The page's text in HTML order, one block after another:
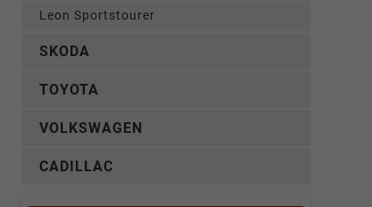
Leon Sportstourer
SKODA
TOYOTA
VOLKSWAGEN
CADILLAC